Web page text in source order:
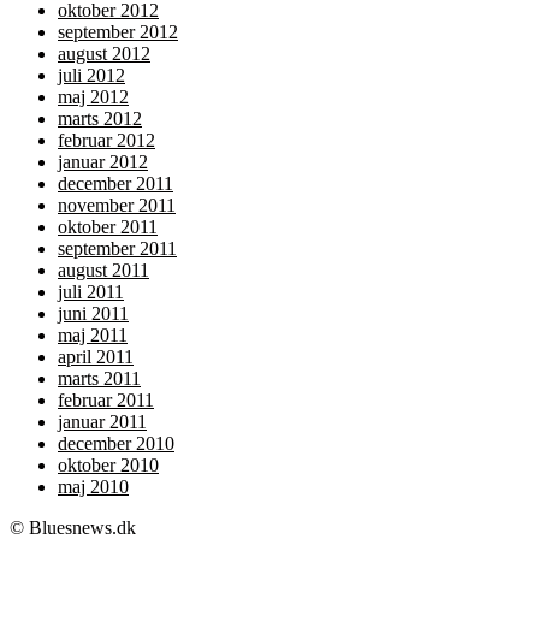
oktober 2012
september 2012
august 2012
juli 2012
maj 2012
marts 2012
februar 2012
januar 2012
december 2011
november 2011
oktober 2011
september 2011
august 2011
juli 2011
juni 2011
maj 2011
april 2011
marts 2011
februar 2011
januar 2011
december 2010
oktober 2010
maj 2010
© Bluesnews.dk